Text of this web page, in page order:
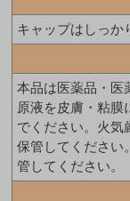
キャップはしっか
本品は医薬品・医
原液を皮膚・粘膜
でください。火気
保管してください
管してください。